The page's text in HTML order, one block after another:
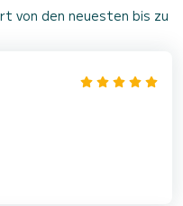
von den neuesten bis zu